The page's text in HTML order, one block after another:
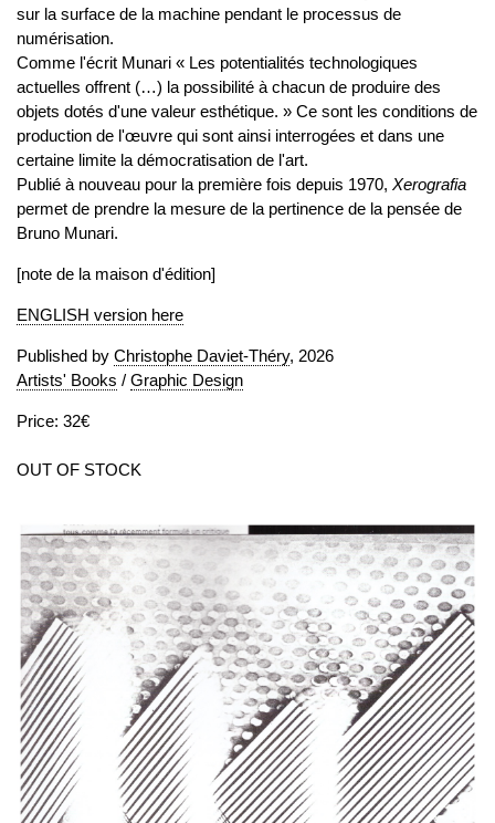
sur la surface de la machine pendant le processus de
numérisation.
Comme l'écrit Munari « Les potentialités technologiques
actuelles offrent (…) la possibilité à chacun de produire des
objets dotés d'une valeur esthétique. » Ce sont les conditions de
production de l'œuvre qui sont ainsi interrogées et dans une
certaine limite la démocratisation de l'art.
Publié à nouveau pour la première fois depuis 1970, Xerografia
permet de prendre la mesure de la pertinence de la pensée de
Bruno Munari.
[note de la maison d'édition]
ENGLISH version here
Published by Christophe Daviet-Théry, 2026
Artists' Books / Graphic Design
Price: 32€
OUT OF STOCK